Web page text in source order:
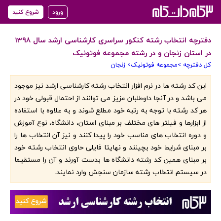
ورود شروع کنید
دفترچه انتخاب رشته کنکور سراسری کارشناسی ارشد سال 1398
در استان زنجان و در رشته مجموعه فوتونیک
کل دفترچه >مجموعه فوتونیک> زنجان
‏این کد رشته ها در نرم افزار انتخاب رشته کارشناسی ارشد نیز موجود
می باشد و در آنجا داوطلبان عزیز می توانند از احتمال قبولی خود در
هر کد رشته با توجه به رتبه خود مطلع شوند و به علاوه با استفاده
از ابزارها و فیلتر های مختلف بر مبنای استان، دانشگاه، نوع آموزش
و دوره انتخاب های مناسب خود را پیدا کنند و نیز آن انتخاب ها را
بر مبنای شرایط خود بچینند و نهایتا فایلی حاوی انتخاب رشته خود
بر مبنای همین کد رشته دانشگاه ها بدست آورند و آن را مستقیما
در سیستم انتخاب رشته سازمان سنجش وارد نمایند.